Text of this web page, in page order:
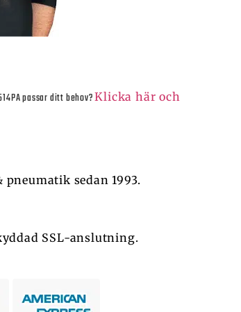
passar ditt behov?Klicka här och
sedan 1993.
SSL-anslutning.